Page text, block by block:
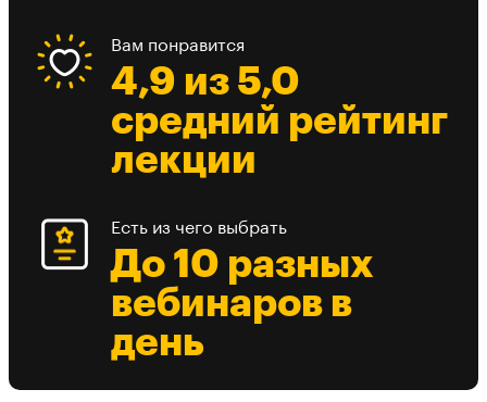
Вам понравится
4,9 из 5,0
средний рейтинг
лекции
Есть из чего выбрать
До 10 разных
вебинаров в
день